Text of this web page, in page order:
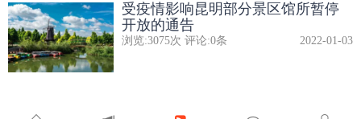
受疫情影响昆明部分景区馆所暂停
开放的通告
浏览:3075次 评论:0条 2022-01-03